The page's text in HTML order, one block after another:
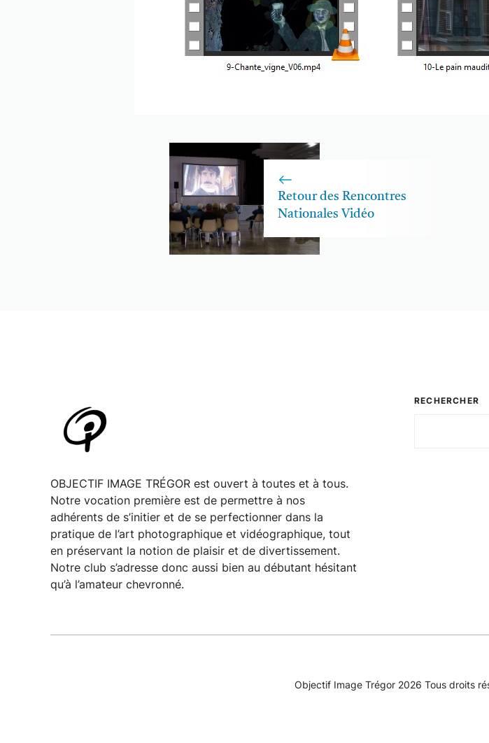
Retour des Rencontres
Nationales Vidéo
OBJECTIF IMAGE TRÉGOR est ouvert à toutes et à tous.
Notre vocation première est de permettre à nos
adhérents de s’initier et de se perfectionner dans la
pratique de l’art photographique et vidéographique, tout
en préservant la notion de plaisir et de divertissement.
Notre club s’adresse donc aussi bien au débutant hésitant
qu’à l’amateur chevronné.
RECHERCHER
Objectif Image Trégor 2026 Tous droits